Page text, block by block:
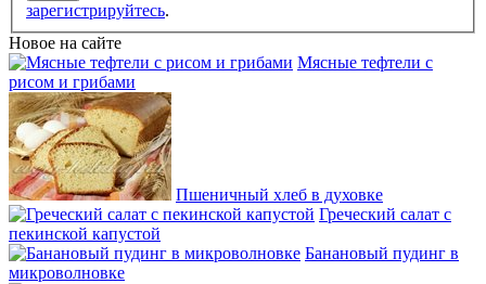
зарегистрируйтесь.
Новое на сайте
Мясные тефтели с
рисом и грибами
Пшеничный хлеб в духовке
Греческий салат с
пекинской капустой
Банановый пудинг в
микроволновке